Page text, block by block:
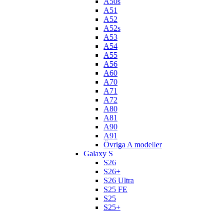
A51
A52
A52s
A53
A54
A55
A56
A60
A70
A71
A72
A80
A81
A90
A91
Övriga A modeller
Galaxy S
S26
S26+
S26 Ultra
S25 FE
S25
S25+